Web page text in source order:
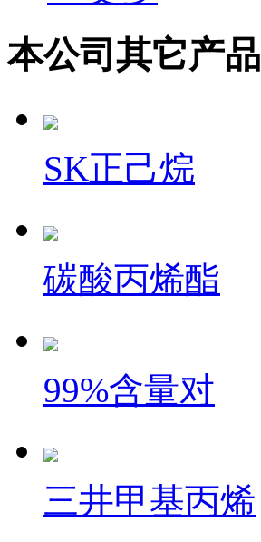
本公司其它产品
SK正己烷
碳酸丙烯酯
99%含量对
三井甲基丙烯